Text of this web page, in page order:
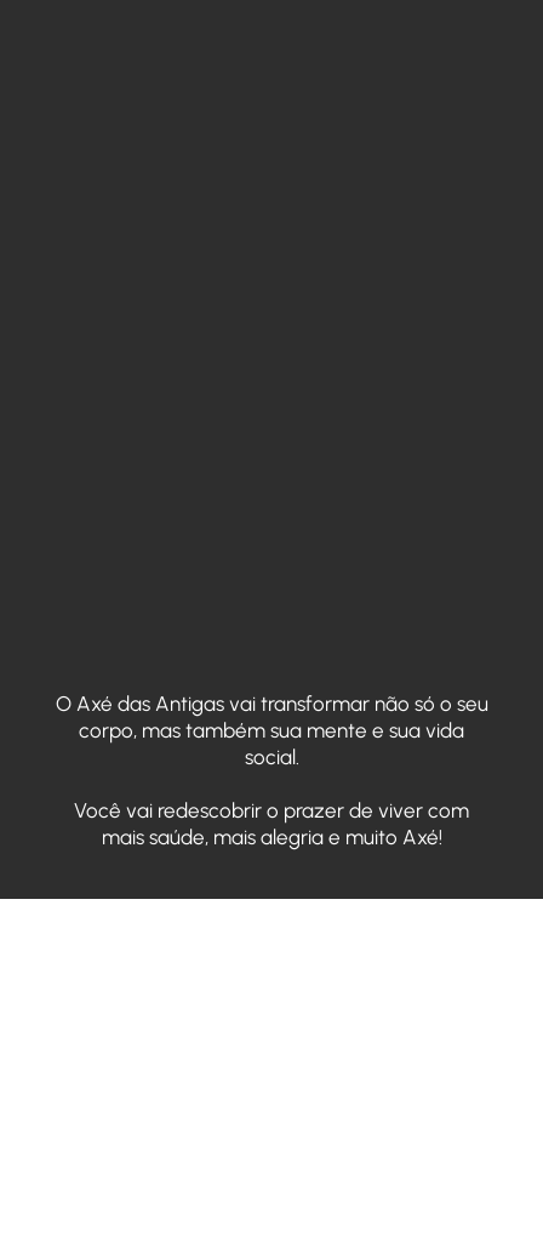
O Axé das Antigas vai transformar não só o seu
corpo, mas também sua mente e sua vida
social.
Você vai redescobrir o prazer de viver com
mais saúde, mais alegria e muito Axé!